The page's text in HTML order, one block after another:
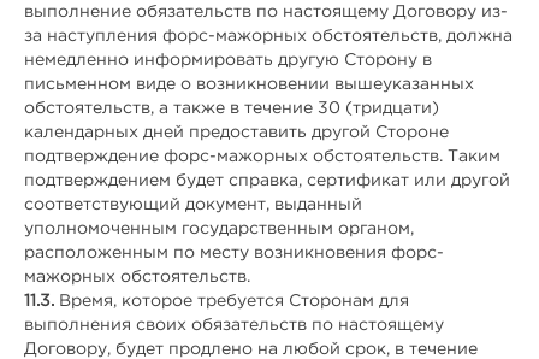
выполнение обязательств по настоящему Договору из-
за наступления форс-мажорных обстоятельств, должна
немедленно информировать другую Сторону в
письменном виде о возникновении вышеуказанных
обстоятельств, а также в течение 30 (тридцати)
календарных дней предоставить другой Стороне
подтверждение форс-мажорных обстоятельств. Таким
подтверждением будет справка, сертификат или другой
соответствующий документ, выданный
уполномоченным государственным органом,
расположенным по месту возникновения форс-
мажорных обстоятельств.
11.3. Время, которое требуется Сторонам для
выполнения своих обязательств по настоящему
Договору, будет продлено на любой срок, в течение